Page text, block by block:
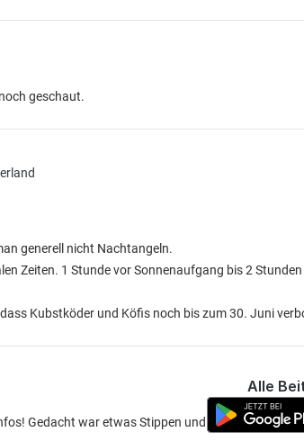
geschaut.
generell nicht Nachtangeln.
Zeiten. 1 Stunde vor Sonnenaufgang bis 2
Kubstköder und Köfis noch bis zum 30. Juni
Gedacht war etwas Stippen und dabei eine
Alle